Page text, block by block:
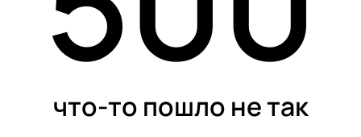
что-то пошло не так